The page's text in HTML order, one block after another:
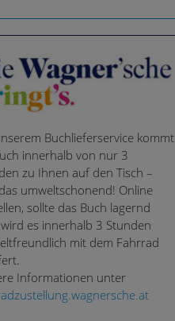
Buchlieferservice kommt
innerhalb von nur 3
zu Ihnen auf den Tisch –
umweltschonend! Online
sollte das Buch lagernd
es innerhalb 3 Stunden
mit dem Fahrrad
Informationen unter